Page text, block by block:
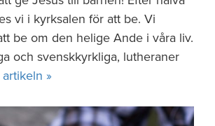
vi i kyrksalen för att be. Vi
be om den helige Ande i våra liv.
och svenskkyrkliga, lutheraner
»